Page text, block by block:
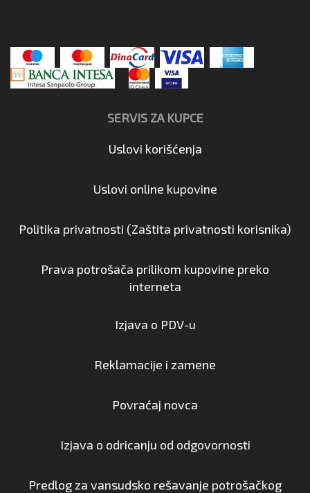
SERVIS ZA KUPCE
Uslovi korišćenja
Uslovi online kupovine
Politika privatnosti (Zaštita privatnosti korisnika)
Prava potrošača prilikom kupovine preko
interneta
Izjava o PDV-u
Reklamacije i zamene
Povraćaj novca
Izjava o odricanju od odgovornosti
Predlog za vansudsko rešavanje potrošačkog